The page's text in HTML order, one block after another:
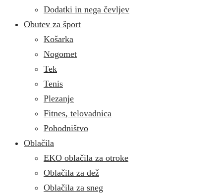
Dodatki in nega čevljev
Obutev za šport
Košarka
Nogomet
Tek
Tenis
Plezanje
Fitnes, telovadnica
Pohodništvo
Oblačila
EKO oblačila za otroke
Oblačila za dež
Oblačila za sneg